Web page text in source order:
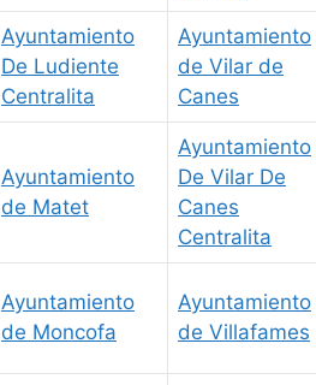
Ayuntamiento
De Ludiente
Centralita
Ayuntamiento
de Vilar de
Canes
Ayuntamiento
de Matet
Ayuntamiento
De Vilar De
Canes
Centralita
Ayuntamiento
de Moncofa
Ayuntamiento
de Villafames